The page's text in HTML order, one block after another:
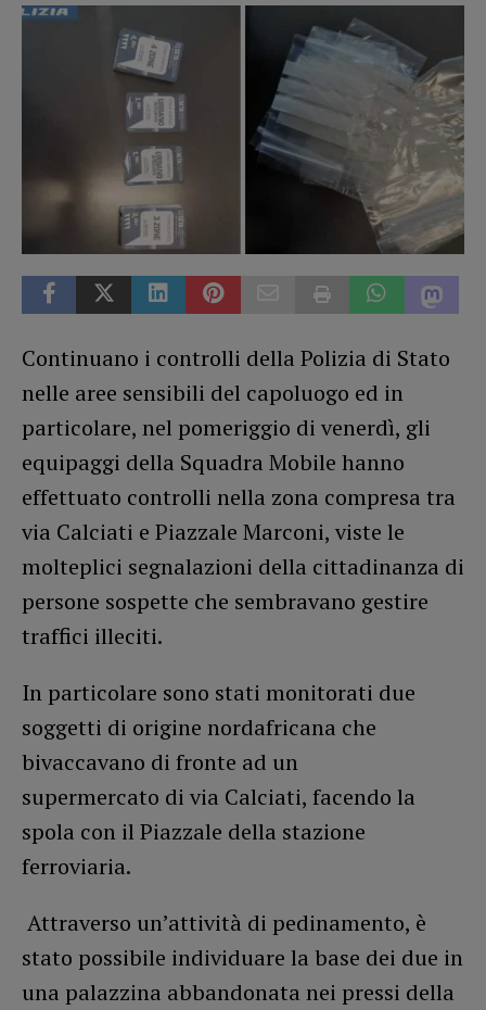
Continuano i controlli della Polizia di Stato
nelle aree sensibili del capoluogo ed in
particolare, nel pomeriggio di venerdì, gli
equipaggi della Squadra Mobile hanno
effettuato controlli nella zona compresa tra
via Calciati e Piazzale Marconi, viste le
molteplici segnalazioni della cittadinanza di
persone sospette che sembravano gestire
traffici illeciti.
In particolare sono stati monitorati due
soggetti di origine nordafricana che
bivaccavano di fronte ad un
supermercato di via Calciati, facendo la
spola con il Piazzale della stazione
ferroviaria.
Attraverso un’attività di pedinamento, è
stato possibile individuare la base dei due in
una palazzina abbandonata nei pressi della